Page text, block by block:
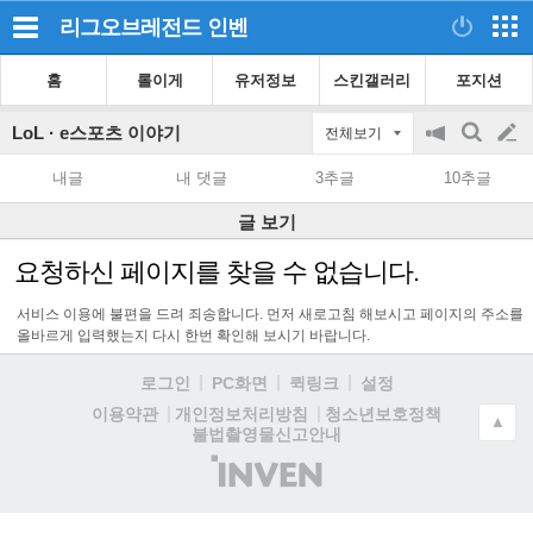
리그오브레전드 인벤
홈 롤이게 유저정보 스킨갤러리 포지션
LoL · e스포츠 이야기 전체보기
공
지
on/off
검
색
글
쓰
기
내글 내 댓글 3추글 10추글
글 보기
요청하신 페이지를 찾을 수 없습니다.
서비스 이용에 불편을 드려 죄송합니다. 먼저 새로고침 해보시고 페이지의 주소를
올바르게 입력했는지 다시 한번 확인해 보시기 바랍니다.
로그인 PC화면 퀵링크
설정
이용약관
개인정보처리방침
청소년보호정책
불법촬영물신고안내
(주)
인
▲